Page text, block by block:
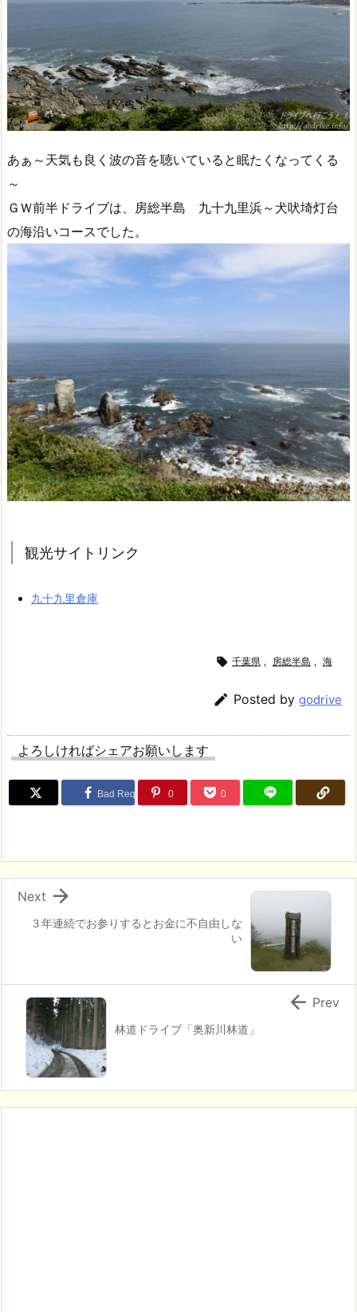
あぁ～天気も良く波の音を聴いていると眠たくなってくる
～
ＧＷ前半ドライブは、房総半島 九十九里浜～犬吠埼灯台
の海沿いコースでした。
観光サイトリンク
九十九里倉庫
 千葉県 , 房総半島 , 海
 Posted by godrive
よろしければシェアお願いします
Bad Request 0 0
３年連続でお参りするとお金に不自由しな
い

Next
林道ドライブ「奥新川林道」
 Prev